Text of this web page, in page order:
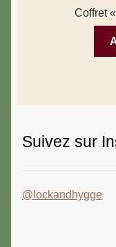
Coffret
Suivez sur
@lockandhygge